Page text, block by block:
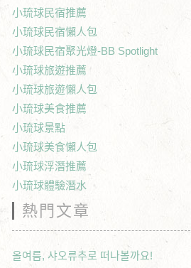
小琉球民宿推薦
小琉球民宿懶人包
小琉球民宿聚光燈-BB Spotlight
小琉球旅遊推薦
小琉球旅遊懶人包
小琉球美食推薦
小琉球景點
小琉球美食懶人包
小琉球浮潛推薦
小琉球體驗潛水
熱門文章
올여름, 샤오류추로 떠나볼까요!